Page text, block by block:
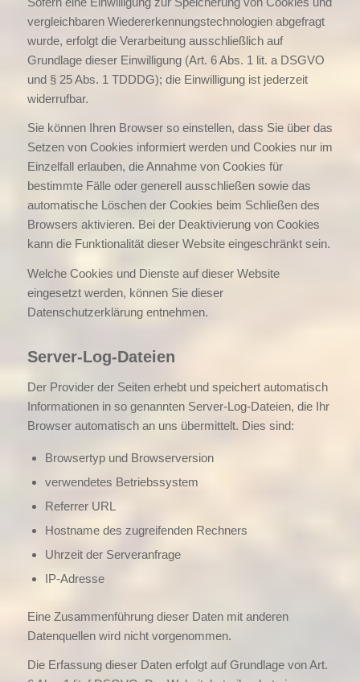
vergleichbaren Wiedererkennungstechnologien abgefragt
wurde, erfolgt die Verarbeitung ausschließlich auf
Grundlage dieser Einwilligung (Art. 6 Abs. 1 lit. a DSGVO
und § 25 Abs. 1 TDDDG); die Einwilligung ist jederzeit
widerrufbar.
Sie können Ihren Browser so einstellen, dass Sie über das
Setzen von Cookies informiert werden und Cookies nur im
Einzelfall erlauben, die Annahme von Cookies für
bestimmte Fälle oder generell ausschließen sowie das
automatische Löschen der Cookies beim Schließen des
Browsers aktivieren. Bei der Deaktivierung von Cookies
kann die Funktionalität dieser Website eingeschränkt sein.
Welche Cookies und Dienste auf dieser Website
eingesetzt werden, können Sie dieser
Datenschutzerklärung entnehmen.
Server-Log-Dateien
Der Provider der Seiten erhebt und speichert automatisch
Informationen in so genannten Server-Log-Dateien, die Ihr
Browser automatisch an uns übermittelt. Dies sind:
Browsertyp und Browserversion
verwendetes Betriebssystem
Referrer URL
Hostname des zugreifenden Rechners
Uhrzeit der Serveranfrage
IP-Adresse
Eine Zusammenführung dieser Daten mit anderen
Datenquellen wird nicht vorgenommen.
Die Erfassung dieser Daten erfolgt auf Grundlage von Art.